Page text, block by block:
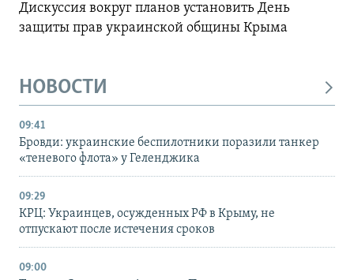
Дискуссия вокруг планов установить День
защиты прав украинской общины Крыма
НОВОСТИ
09:41
Бровди: украинские беспилотники поразили танкер
«теневого флота» у Геленджика
09:29
КРЦ: Украинцев, осужденных РФ в Крыму, не
отпускают после истечения сроков
09:00